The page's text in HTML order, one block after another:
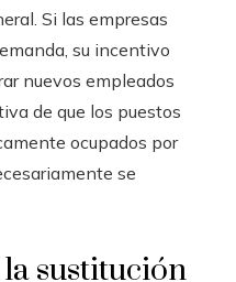
Si las empresas
su incentivo
nuevos empleados
de que los puestos
ocupados por
se
sustitución